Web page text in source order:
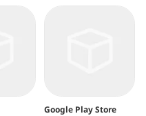
Google Play Store